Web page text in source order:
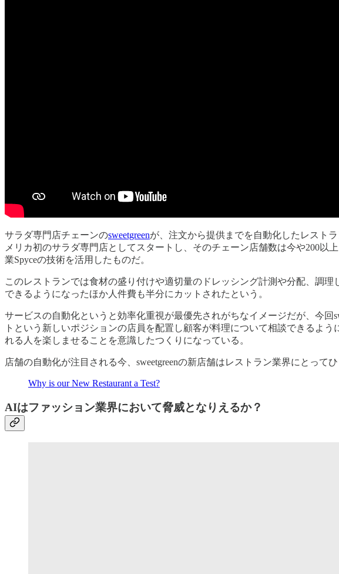
サラダ専門店チェーンのsweetgreenが、注文から提供までを自動化したレストラ
メリカ初のサラダ専門店としてスタートし、そのチェーン店舗数は今や200
業Spyceの技術を活用したものだ。
このレストランでは食材の盛り付けや適切量のドレッシング計測や分配、調
できるようになったほか人件費も半分にカットされたという。
サービスの自動化というと効率化重視が最優先されがちなイメージだが、今
トという新しいポジションの店員を配置し顧客が料理について相談できるよ
れる人を楽しませることを意識したつくりになっている。
店舗の自動化が注目される今、sweetgreenの新店舗はレストラン業界にとって
Why is our New Restaurant a Test?
AIはファッション業界において脅威となりえるか？